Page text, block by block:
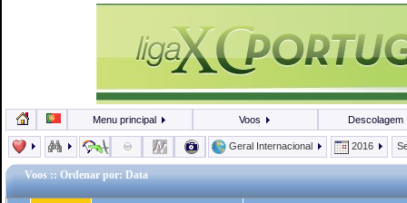
Menu principal Voos Descolagem
Geral Internacional 2016
Voos :: Ordenar por: Data